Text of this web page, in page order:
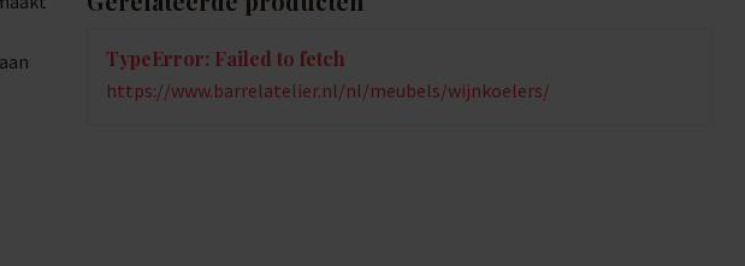
TypeError: Failed to fetch
https://www.barrelatelier.nl/nl/meubels/wijnkoelers/